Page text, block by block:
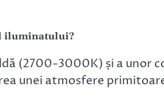
iluminatului?
(2700-3000K) și a unor
unei atmosfere